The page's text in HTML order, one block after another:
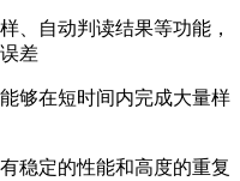
、自动判读结果等功能，
差
够在短时间内完成大量样
稳定的性能和高度的重复